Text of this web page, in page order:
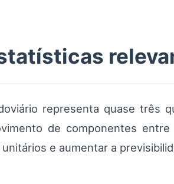
representa quase três
de componentes
e aumentar a